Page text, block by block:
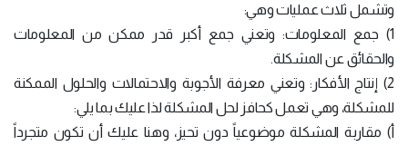
وتشمل ثلاث عمليات وهي:
1) جمع المعلومات: وتعني جمع أكبر قدر ممكن من المعلومات
والحقائق عن المشكلة.
2) إنتاج الأفكار: وتعني معرفة الأجوبة والاحتمالات والحلول الممكنة
للمشكلة، وهي تعمل كحافز لحل المشكلة لذا عليك بما يلي:
أ) مقاربة المشكلة موضوعياً دون تحيز، وهنا عليك أن تكون متجرداً